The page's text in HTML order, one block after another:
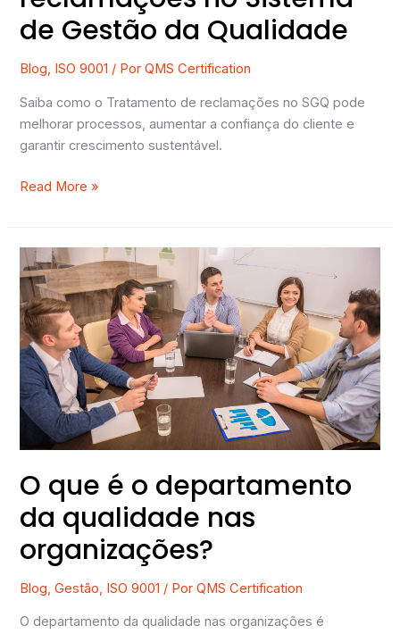
de Gestão da Qualidade
Blog, ISO 9001 / PorQMS Certification
Saiba como o Tratamento de reclamações no SGQ pode
melhorar processos, aumentar a confiança do cliente e
garantir crescimento sustentável.
Read More »
O que é o departamento
da qualidade nas
organizações?
Blog,Gestão, ISO 9001 / PorQMS Certification
O departamento da qualidade nas organizações é
que
é
o
departamento
da
qualidade
nas
organizações?